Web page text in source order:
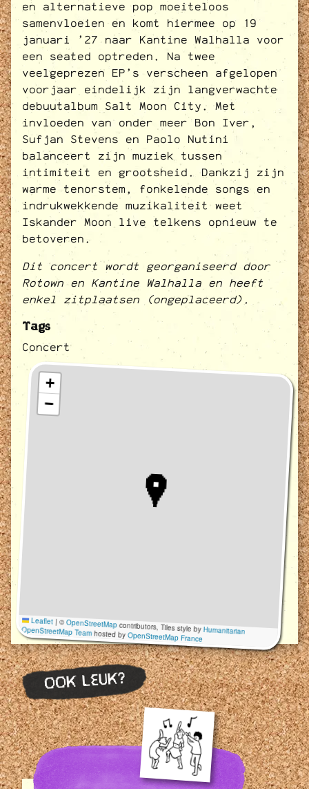
en alternatieve pop moeiteloos
samenvloeien en komt hiermee op 19
januari ’27 naar Kantine Walhalla voor
een seated optreden. Na twee
veelgeprezen EP’s verscheen afgelopen
voorjaar eindelijk zijn langverwachte
debuutalbum Salt Moon City. Met
invloeden van onder meer Bon Iver,
Sufjan Stevens en Paolo Nutini
balanceert zijn muziek tussen
intimiteit en grootsheid. Dankzij zijn
warme tenorstem, fonkelende songs en
indrukwekkende muzikaliteit weet
Iskander Moon live telkens opnieuw te
betoveren.
Dit concert wordt georganiseerd door
Rotown en Kantine Walhalla en heeft
enkel zitplaatsen (ongeplaceerd).
Tags
Concert
+
−
Leaflet |©OpenStreetMapcontributors, Tiles style byHumanitarian
OpenStreetMap Teamhosted byOpenStreetMap France
OOK LEUK?